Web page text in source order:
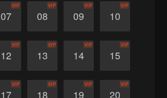
07
VIP
08
VIP
09
VIP
10
VIP
12
VIP
13
VIP
14
VIP
15
VIP
17
VIP
18
VIP
19
VIP
20
VIP